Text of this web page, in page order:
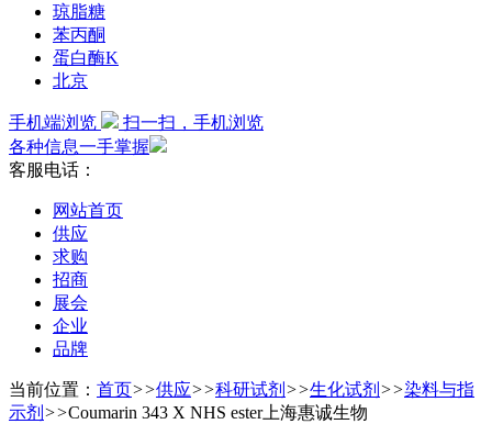
琼脂糖
苯丙酮
蛋白酶K
北京
手机端浏览
扫一扫，手机浏览
各种信息一手掌握
客服电话：
网站首页
供应
求购
招商
展会
企业
品牌
当前位置： 首页>>供应>>科研试剂 >>生化试剂 >>染料与指
示剂 >>Coumarin 343 X NHS ester上海惠诚生物